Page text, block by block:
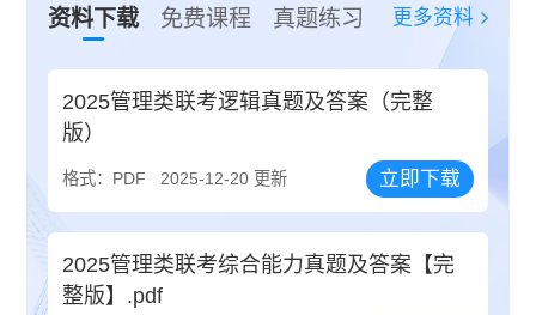
资料下载 免费课程 真题练习 更多资料
2025管理类联考逻辑真题及答案（完整
版）
格式：PDF 2025-12-20 更新 立即下载
2025管理类联考综合能力真题及答案【完
整版】.pdf